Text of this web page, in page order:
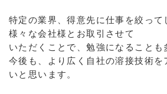
特定の業界、得意先に仕事を絞って
様々な会社様とお取引させて
いただくことで、勉強になることも
今後も、より広く自社の溶接技術を
いと思います。